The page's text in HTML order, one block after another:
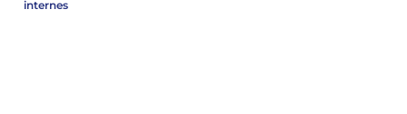
internes